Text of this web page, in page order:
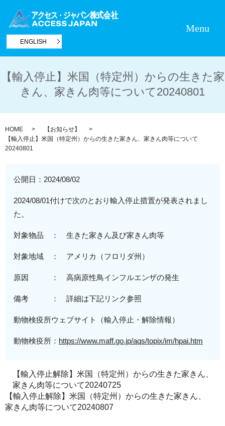
ENGLISH
Menu
【輸入停止】米国（特定州）からの生きた家
きん、家きん肉等について20240801
HOME
【お知らせ】
【輸入停止】米国（特定州）からの生きた家きん、家きん肉等について
20240801
公開日： 2024/08/02
2024/08/01付けで次のとおり輸入停止措置が発表されまし
た。
対象物品 ： 生きた家きん及び家きん肉等
対象地域 ： アメリカ（フロリダ州 ）
原因 ： 高病原性鳥インフルエンザの発生
備考 ： 詳細は下記リンク参照
動物検疫所ウェブサイト（輸入停止・解除情報）
動物検疫所： https://www.maff.go.jp/aqs/topix/im/hpai.htm
【輸入停止解除】米国（特定州）からの生きた家きん、
家きん肉等について20240725
【輸入停止解除】米国（特定州）からの生きた家きん、
家きん肉等について20240807